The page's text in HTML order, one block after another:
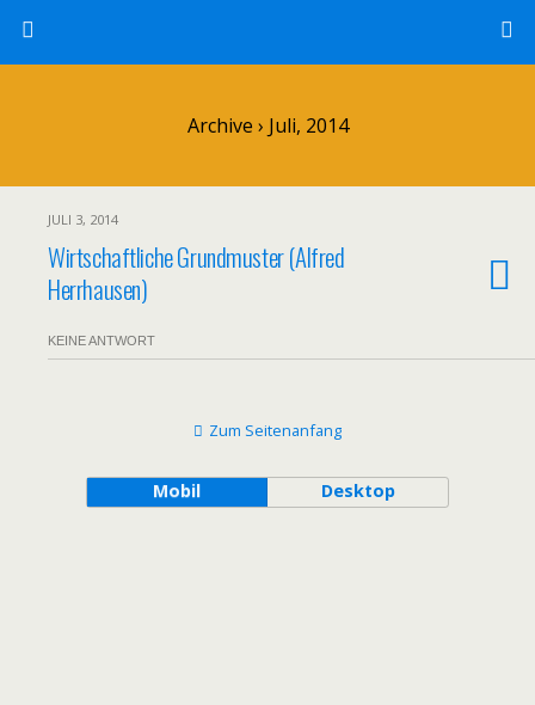
Archive › Juli, 2014
JULI 3, 2014
Wirtschaftliche Grundmuster (Alfred
Herrhausen)
KEINE ANTWORT
Zum Seitenanfang
Mobil Desktop